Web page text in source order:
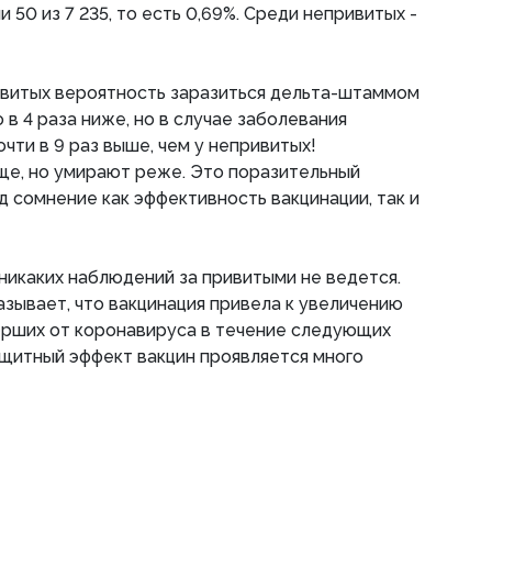
50 из 7 235, то есть 0,69%. Среди непривитых -
вероятность заразиться дельта-штаммом
4 раза ниже, но в случае заболевания
в 9 раз выше, чем у непривитых!
но умирают реже. Это поразительный
сомнение как эффективность вакцинации, так и
наблюдений за привитыми не ведется.
что вакцинация привела к увеличению
от коронавируса в течение следующих
эффект вакцин проявляется много